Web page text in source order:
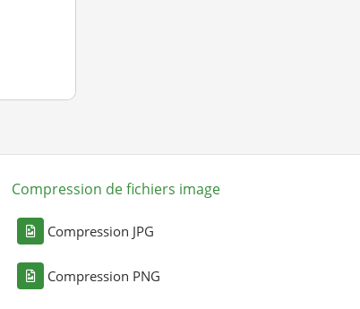
Compression de fichiers image
Compression JPG
Compression PNG